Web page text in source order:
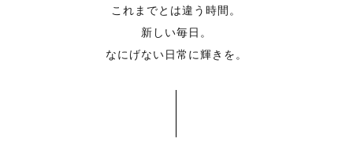
これまでとは違う時間。
新しい毎日。
なにげない日常に輝きを。